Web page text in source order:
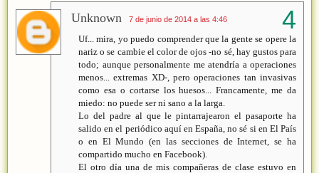
Unknown 7 de junio de 2014 a las 4:46
Uf... mira, yo puedo comprender que la gente se opere la
nariz o se cambie el color de ojos -no sé, hay gustos para
todo; aunque personalmente me atendría a operaciones
menos... extremas XD-, pero operaciones tan invasivas
como esa o cortarse los huesos... Francamente, me da
miedo: no puede ser ni sano a la larga.
Lo del padre al que le pintarrajearon el pasaporte ha
salido en el periódico aquí en España, no sé si en El País
o en El Mundo (en las secciones de Internet, se ha
compartido mucho en Facebook).
El otro día una de mis compañeras de clase estuvo en